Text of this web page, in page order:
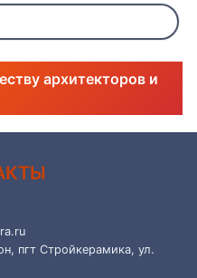
архитекторов и
пгт Стройкерамика, ул.